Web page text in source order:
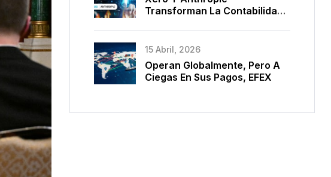
Transforman La Contabilidad
15 Abril, 2026
Operan Globalmente, Pero A
Ciegas En Sus Pagos, EFEX